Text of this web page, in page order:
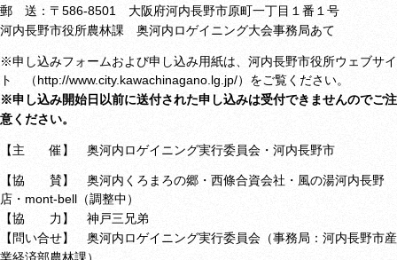
郵 送：〒586-8501 大阪府河内長野市原町一丁目１番１号
河内長野市役所農林課 奥河内ロゲイニング大会事務局あて
※申し込みフォームおよび申し込み用紙は、河内長野市役所ウェブサイ
ト
（http://www.city.kawachinagano.lg.jp/）をご覧ください。
※申し込み開始日以前に送付された申し込みは受付できませんのでご注
意ください。
【主 催】 奥河内ロゲイニング実行委員会・河内長野市
【協 賛】 奥河内くろまろの郷・西條合資会社・風の湯河内長野
店・ mont-bell（調整中）
【協 力】 神戸三兄弟
【問い合せ】 奥河内ロゲイニング実行委員会（事務局：河内長野市産